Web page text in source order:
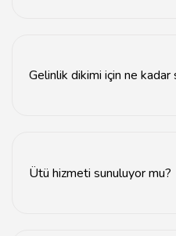
Gelinlik dikimi için ne
Ütü hizmeti sunuluyor mu?